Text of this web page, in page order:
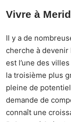
Vivre à
Il y a de
cherche à devenir
est l’une des
la troisième plus
pleine de
demande de
connaît une